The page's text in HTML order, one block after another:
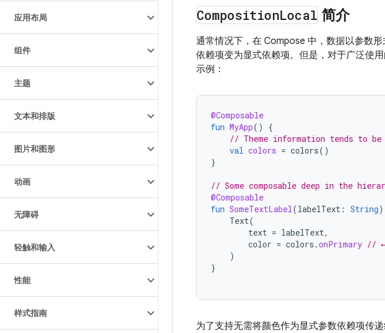
应用布局
组件
主题
文本和排版
图片和图形
动画
无障碍
轻触和输入
性能
样式指南
CompositionLocal 简介
通常情况下，在 Compose 中，数据以参数形
依赖项变为显式依赖项。但是，对于广泛使
示例：
@Composable
fun MyApp()
{
// Theme information tends to
val colors = colors()
}
// Some composable deep in the
@Composable
fun SomeTextLabel(labelText : String)
Text(
text = labelText,
color = colors .onPrimary // ←
)
}
为了支持无需将颜色作为显式参数依赖项传